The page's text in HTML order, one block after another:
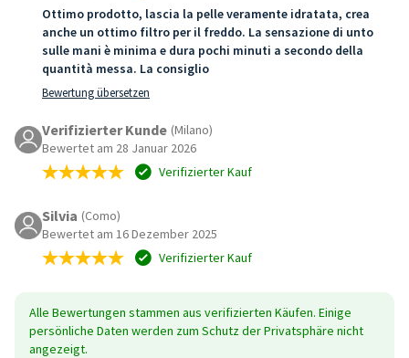
Ottimo prodotto, lascia la pelle veramente idratata, crea
anche un ottimo filtro per il freddo. La sensazione di unto
sulle mani è minima e dura pochi minuti a secondo della
quantità messa. La consiglio
Bewertung übersetzen
Verifizierter Kunde (Milano)
Bewertet am 28 Januar 2026
Verifizierter Kauf
Silvia (Como)
Bewertet am 16 Dezember 2025
Verifizierter Kauf
Alle Bewertungen stammen aus verifizierten Käufen. Einige
persönliche Daten werden zum Schutz der Privatsphäre nicht
angezeigt.